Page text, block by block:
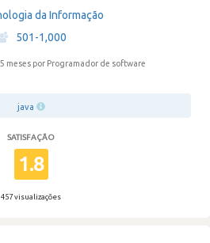
da Informação
·
501-1,000
meses por Programador de software
java
SATISFAÇÃO
1.8
457 visualizações